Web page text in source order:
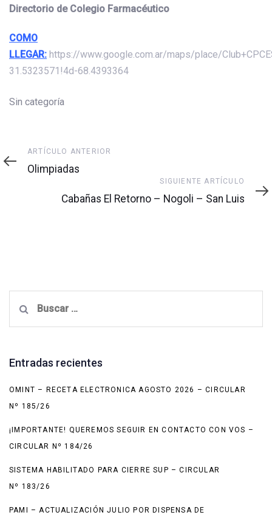
Directorio de Colegio Farmacéutico
COMO
LLEGAR: https://www.google.com.ar/maps/place/
31.5323571!4d-68.4393364
Sin categoría
Artículo
anterior
ARTÍCULO ANTERIOR
Olimpiadas
artículo
SIGUIENTE ARTÍCULO
Cabañas El Retorno – Nogoli – San Luis
Entradas recientes
OMINT – RECETA ELECTRONICA AGOSTO 2026 – CIRCULAR
Nº 185/26
¡IMPORTANTE! QUEREMOS SEGUIR EN CONTACTO CON VOS –
CIRCULAR Nº 184/26
SISTEMA HABILITADO PARA CIERRE SUP – CIRCULAR
Nº 183/26
PAMI – ACTUALIZACIÓN JULIO POR DISPENSA DE